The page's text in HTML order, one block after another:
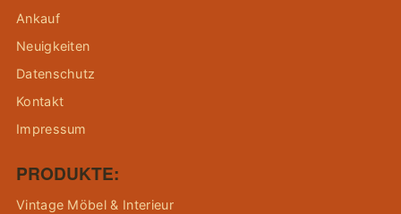
Ankauf
Neuigkeiten
Datenschutz
Kontakt
Impressum
PRODUKTE:
Vintage Möbel & Interieur